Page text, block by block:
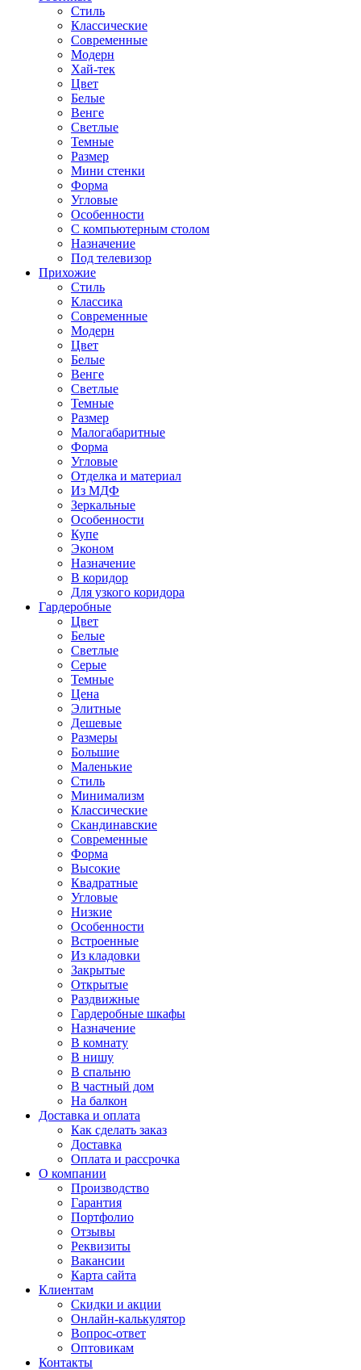
Стиль
Классические
Современные
Модерн
Хай-тек
Цвет
Белые
Венге
Светлые
Темные
Размер
Мини стенки
Форма
Угловые
Особенности
С компьютерным столом
Назначение
Под телевизор
Прихожие
Стиль
Классика
Современные
Модерн
Цвет
Белые
Венге
Светлые
Темные
Размер
Малогабаритные
Форма
Угловые
Отделка и материал
Из МДФ
Зеркальные
Особенности
Купе
Эконом
Назначение
В коридор
Для узкого коридора
Гардеробные
Цвет
Белые
Светлые
Серые
Темные
Цена
Элитные
Дешевые
Размеры
Большие
Маленькие
Стиль
Минимализм
Классические
Скандинавские
Современные
Форма
Высокие
Квадратные
Угловые
Низкие
Особенности
Встроенные
Из кладовки
Закрытые
Открытые
Раздвижные
Гардеробные шкафы
Назначение
В комнату
В нишу
В спальню
В частный дом
На балкон
Доставка и оплата
Как сделать заказ
Доставка
Оплата и рассрочка
О компании
Производство
Гарантия
Портфолио
Отзывы
Реквизиты
Вакансии
Карта сайта
Клиентам
Скидки и акции
Онлайн-калькулятор
Вопрос-ответ
Оптовикам
Контакты